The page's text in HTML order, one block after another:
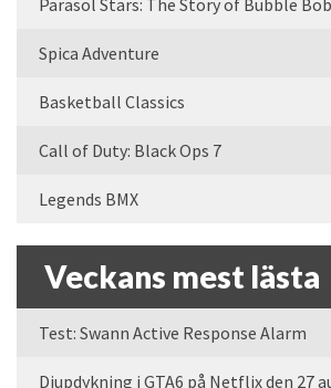
Parasol Stars: The Story of Bubble
Spica Adventure
Basketball Classics
Call of Duty: Black Ops 7
Legends BMX
Veckans mest lästa
Test: Swann Active Response Alarm
Djupdykning i GTA6 på Netflix den 27